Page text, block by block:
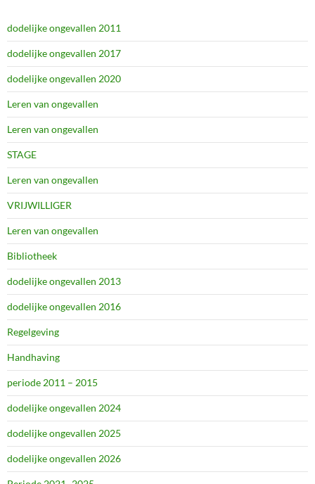
dodelijke ongevallen 2011
dodelijke ongevallen 2017
dodelijke ongevallen 2020
Leren van ongevallen
Leren van ongevallen
STAGE
Leren van ongevallen
VRIJWILLIGER
Leren van ongevallen
Bibliotheek
dodelijke ongevallen 2013
dodelijke ongevallen 2016
Regelgeving
Handhaving
periode 2011 – 2015
dodelijke ongevallen 2024
dodelijke ongevallen 2025
dodelijke ongevallen 2026